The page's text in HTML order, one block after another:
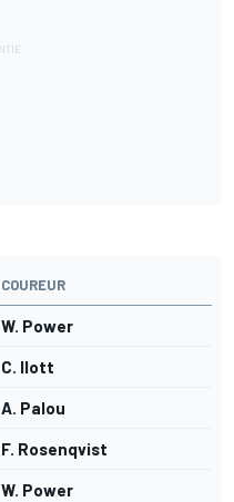
COUREUR
W. Power
C. Ilott
A. Palou
F. Rosenqvist
W. Power